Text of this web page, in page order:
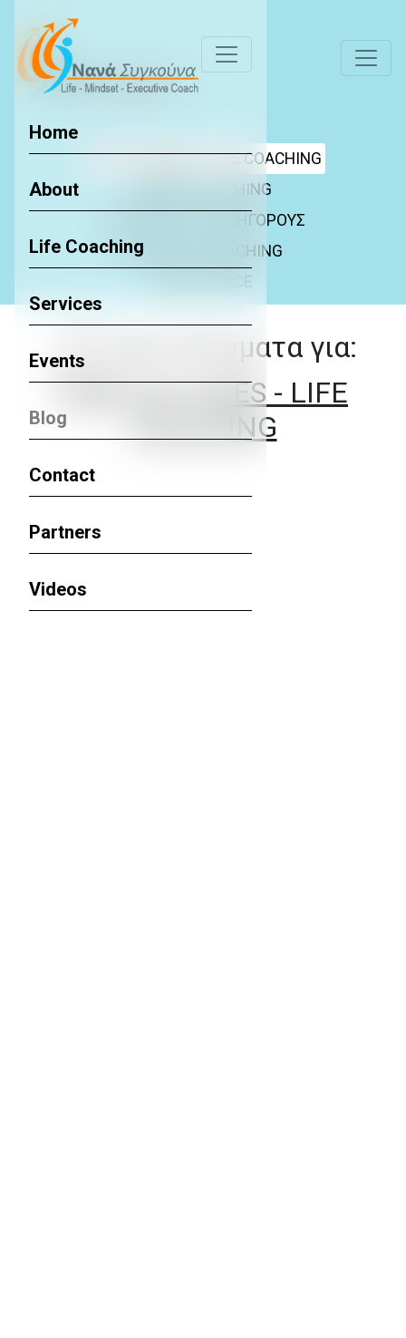
Home
About
Life Coaching
Services
Events
Blog
Contact
Partners
Videos
POSITIVE VIBES - LIFE COACHING
PARENT COACHING
COACHING ΓΙΑ ΔΙΚΗΓΟΡΟΥΣ
EXECUTIVE COACHING
FACE TO FACE
Back to Blog
Αποτελέσματα για:
POSITIVE VIBES - LIFE
COACHING